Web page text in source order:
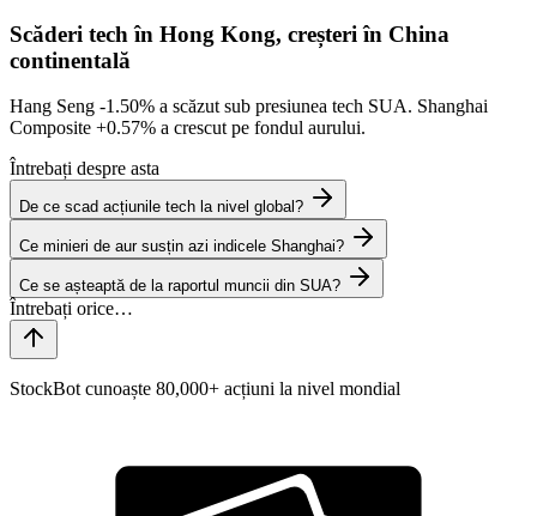
Scăderi tech în Hong Kong, creșteri în China
continentală
Hang Seng -1.50% a scăzut sub presiunea tech SUA. Shanghai
Composite +0.57% a crescut pe fondul aurului.
Întrebați despre asta
De ce scad acțiunile tech la nivel global?
Ce minieri de aur susțin azi indicele Shanghai?
Ce se așteaptă de la raportul muncii din SUA?
StockBot cunoaște 80,000+ acțiuni la nivel mondial